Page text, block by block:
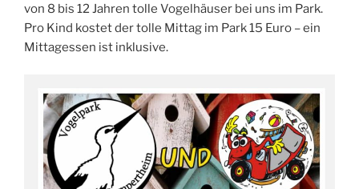
von 8 bis 12 Jahren tolle Vogelhäuser bei uns im Park.
Pro Kind kostet der tolle Mittag im Park 15 Euro – ein
Mittagessen ist inklusive.